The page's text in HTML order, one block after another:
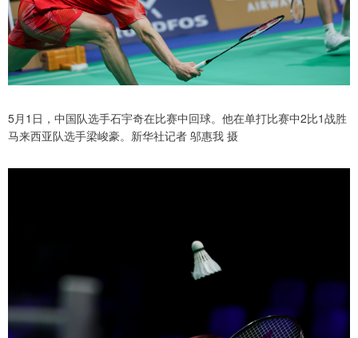
5月1日，中国队选手石宇奇在比赛中回球。他在单打比赛中2比1战胜
马来西亚队选手梁峻豪。新华社记者 邬惠我 摄